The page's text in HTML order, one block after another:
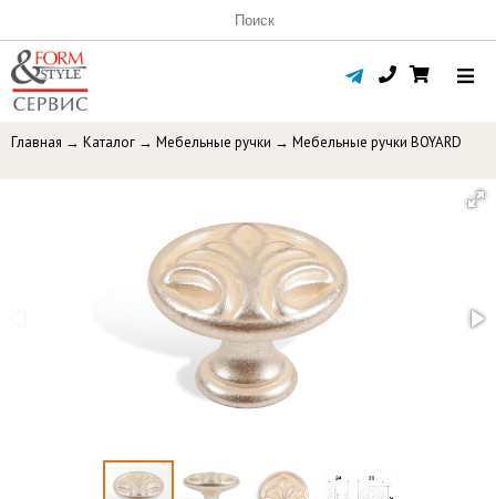
Главная → Каталог → Мебельные ручки → Мебельные ручки BOYARD